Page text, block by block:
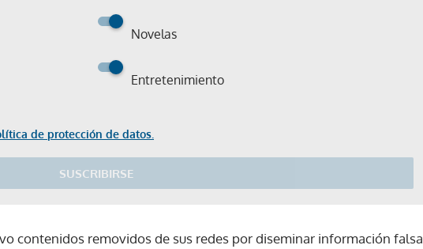
Novelas
Entretenimiento
de protección de datos.
SUSCRIBIRSE
contenidos removidos de sus redes por diseminar información falsa